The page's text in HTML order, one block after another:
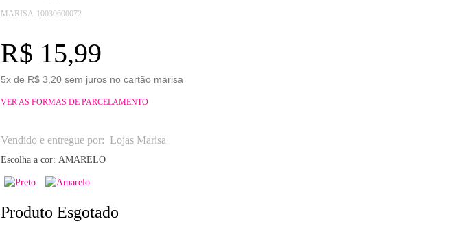
MARISA 10030600072
R$ 15,99
5x de R$ 3,20 sem juros no cartão marisa
VER AS FORMAS DE PARCELAMENTO
Vendido e entregue por: Lojas Marisa
Escolha a cor: AMARELO
Produto Esgotado